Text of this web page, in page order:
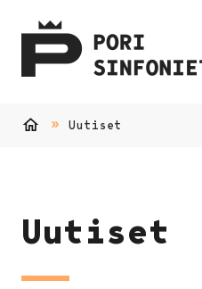
Uutiset
Uutiset